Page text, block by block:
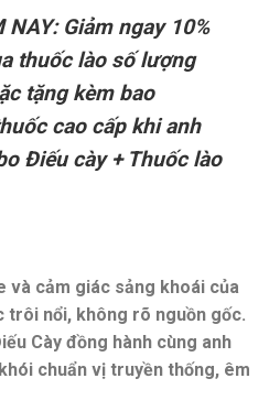
NAY:Giảm ngay 10%
thuốc lào số lượng
tặng kèm bao
cao cấp khi anh
Điếu cày + Thuốc lào
và cảm giác sảng khoái của
trôi nổi, không rõ nguồn gốc.
Cày đồng hành cùng anh
chuẩn vị truyền thống, êm